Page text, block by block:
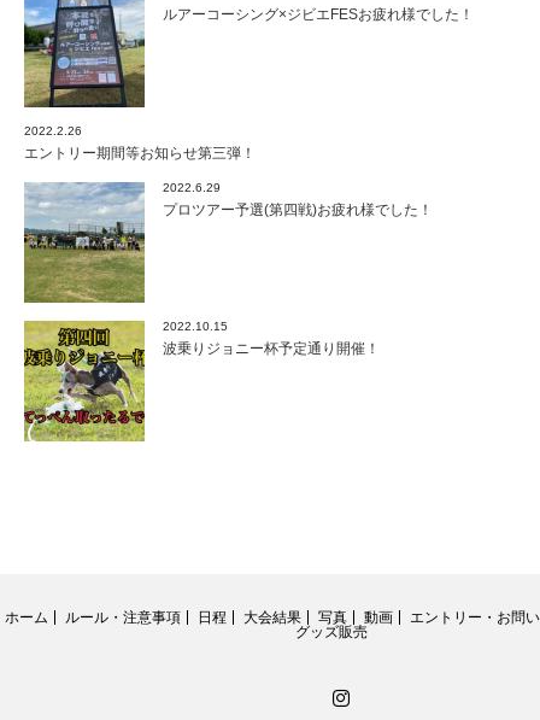
ルアーコーシング×ジビエFESお疲れ様でした！
2022.2.26
エントリー期間等お知らせ第三弾！
2022.6.29
プロツアー予選(第四戦)お疲れ様でした！
2022.10.15
波乗りジョニー杯予定通り開催！
ホーム ルール・注意事項 日程 大会結果 写真 動画
エントリー・お問
グッズ販売